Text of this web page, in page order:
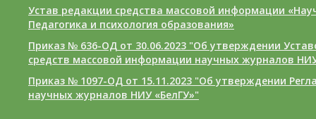
Устав редакции средства массовой информации
Педагогика и психология образования»
Приказ № 636-ОД от 30.06.2023 "Об утверждении
средств массовой информации научных журналов
Приказ № 1097-ОД от 15.11.2023 "Об утверждении
научных журналов НИУ «БелГУ»"